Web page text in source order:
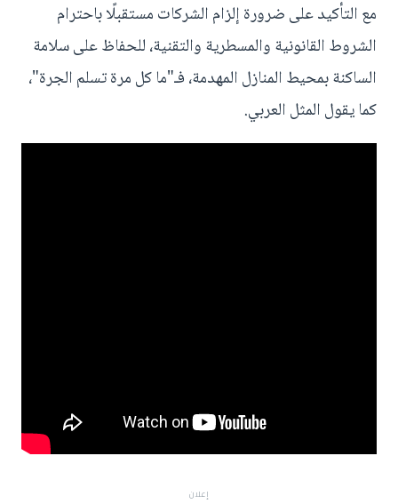
مع التأكيد على ضرورة إلزام الشركات مستقبلًا باحترام
الشروط القانونية والمسطرية والتقنية، للحفاظ على سلامة
الساكنة بمحيط المنازل المهدمة، فـ"ما كل مرة تسلم الجرة"،
كما يقول المثل العربي.
إعلان